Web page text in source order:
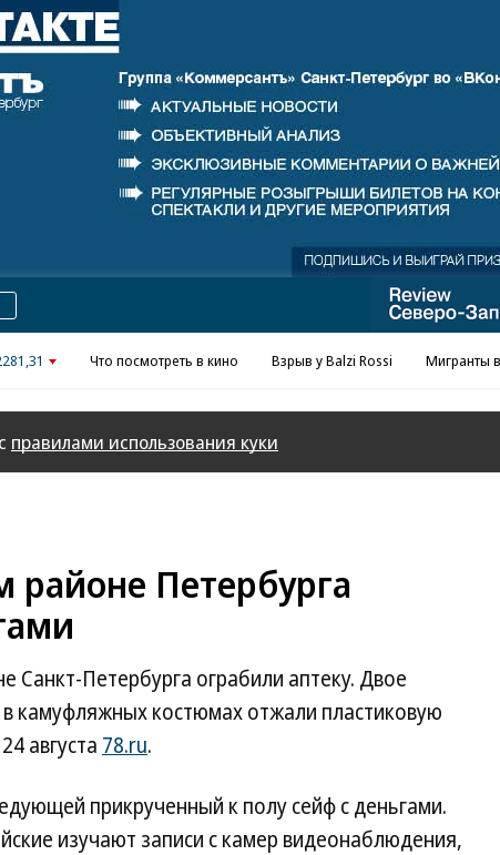
Реклама в «Ъ» www.kommersant.ru/ad
Что посмотреть в кино Взрыв у Balzi Rossi Мигранты
правилами использования куки
районе Петербурга
Петербурга ограбили аптеку. Двое
камуфляжных костюмах отжали пластиковую
августа 78.ru.
прикрученный к полу сейф с деньгами.
изучают записи с камер видеонаблюдения,